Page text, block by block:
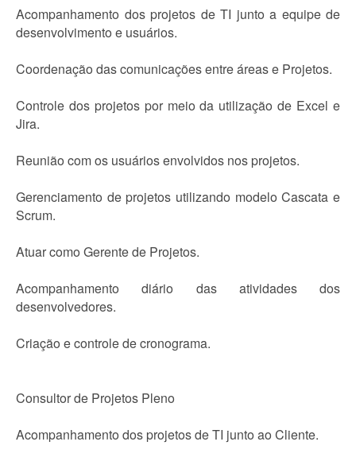
Acompanhamento dos projetos de TI junto a equipe de
desenvolvimento e usuários.
Coordenação das comunicações entre áreas e Projetos.
Controle dos projetos por meio da utilização de Excel e
Jira.
Reunião com os usuários envolvidos nos projetos.
Gerenciamento de projetos utilizando modelo Cascata e
Scrum.
Atuar como Gerente de Projetos.
Acompanhamento diário das atividades dos
desenvolvedores.
Criação e controle de cronograma.
Consultor de Projetos Pleno
Acompanhamento dos projetos de TI junto ao Cliente.